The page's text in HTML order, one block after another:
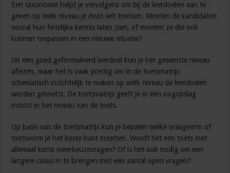
Een taxonomie helpt je vervolgens om bij de leerdoelen aan te
geven op welk niveau je deze wilt toetsen. Moeten de kandidaten
vooral hun feitelijke kennis laten zien, of moeten ze die ook
kunnen toepassen in een nieuwe situatie?
Uit een goed geformuleerd leerdoel kun je het gewenste niveau
aflezen, maar het is vaak prettig om in de toetsmatrijs
schematisch inzichtelijk te maken op welk niveau de leerdoelen
worden getoetst. De toetsmatrijs geeft je in één oogopslag
inzicht in het niveau van de toets.
Op basis van de toetsmatrijs kun je bepalen welke vraagvorm of
toetsvorm je het beste kunt inzetten. Wordt het een toets met
allemaal korte meerkeuzevragen? Of is het ook nodig om een
langere casus in te brengen met een aantal open vragen?